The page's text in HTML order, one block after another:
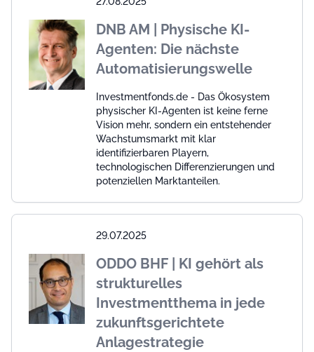
DNB AM | Physische KI-
Agenten: Die nächste
Automatisierungswelle
Investmentfonds.de - Das Ökosystem
physischer KI-Agenten ist keine ferne
Vision mehr, sondern ein entstehender
Wachstumsmarkt mit klar
identifizierbaren Playern,
technologischen Differenzierungen und
potenziellen Marktanteilen.
29.07.2025
ODDO BHF | KI gehört als
strukturelles
Investmentthema in jede
zukunftsgerichtete
Anlagestrategie